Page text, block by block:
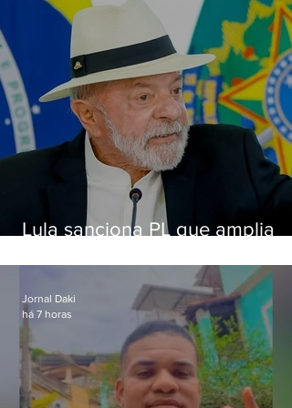
Lula sanciona PL que amplia
crianças
Jornal Daki
há 7 horas